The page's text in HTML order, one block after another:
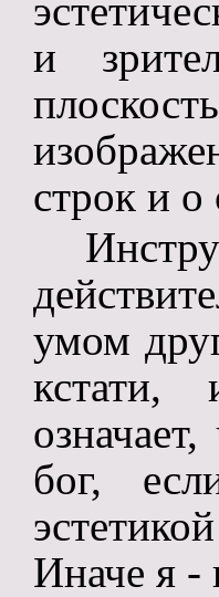
и
строк и о
умом
кстати,
бог,
Иначе я -